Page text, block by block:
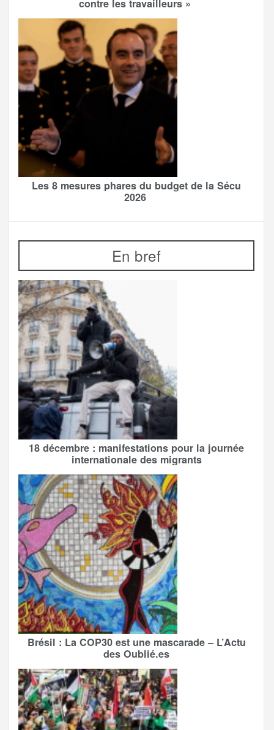
contre les travailleurs »
Les 8 mesures phares du budget de la Sécu
2026
En bref
18 décembre : manifestations pour la journée
internationale des migrants
Brésil : La COP30 est une mascarade – L’Actu
des Oublié.es